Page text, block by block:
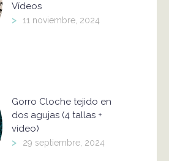
Vídeos
> 11 noviembre, 2024
Gorro Cloche tejido en
dos agujas (4 tallas +
video)
> 29 septiembre, 2024